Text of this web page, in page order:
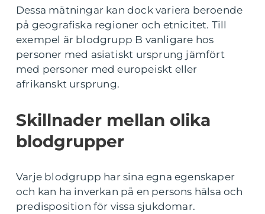
Dessa mätningar kan dock variera beroende
på geografiska regioner och etnicitet. Till
exempel är blodgrupp B vanligare hos
personer med asiatiskt ursprung jämfört
med personer med europeiskt eller
afrikanskt ursprung.
Skillnader mellan olika
blodgrupper
Varje blodgrupp har sina egna egenskaper
och kan ha inverkan på en persons hälsa och
predisposition för vissa sjukdomar.